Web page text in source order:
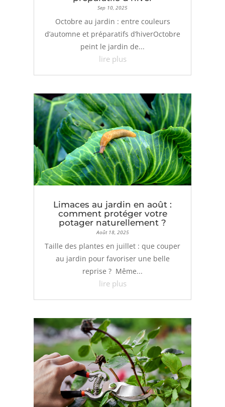
Sep 10, 2025
Octobre au jardin : entre couleurs
d’automne et préparatifs d’hiverOctobre
peint le jardin de...
lire plus
Limaces au jardin en août :
comment protéger votre
potager naturellement ?
Août 18, 2025
Taille des plantes en juillet : que couper
au jardin pour favoriser une belle
reprise ? Même...
lire plus